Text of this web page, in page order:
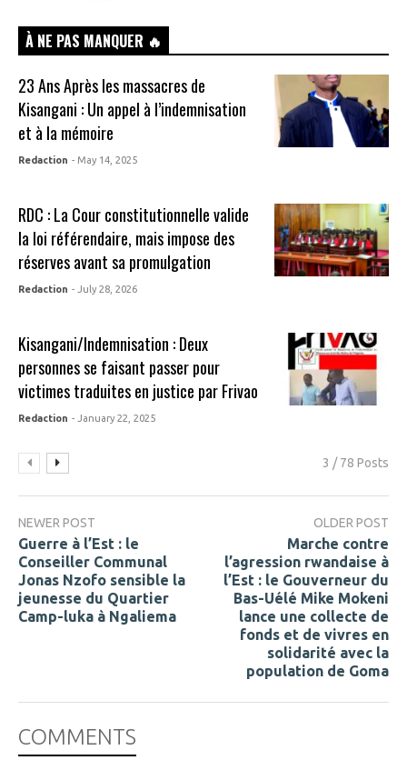
À NE PAS MANQUER 🔥
23 Ans Après les massacres de
Kisangani : Un appel à l’indemnisation
et à la mémoire
Redaction - May 14, 2025
RDC : La Cour constitutionnelle valide
la loi référendaire, mais impose des
réserves avant sa promulgation
Redaction - July 28, 2026
Kisangani/Indemnisation : Deux
personnes se faisant passer pour
victimes traduites en justice par Frivao
Redaction - January 22, 2025
3 / 78 Posts
NEWER POST
Guerre à l’Est : le
Conseiller Communal
Jonas Nzofo sensible la
jeunesse du Quartier
Camp-luka à Ngaliema
OLDER POST
Marche contre
l’agression rwandaise à
l’Est : le Gouverneur du
Bas-Uélé Mike Mokeni
lance une collecte de
fonds et de vivres en
solidarité avec la
population de Goma
COMMENTS